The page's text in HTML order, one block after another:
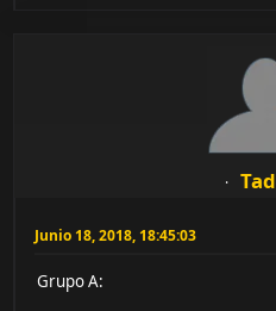
Junio 18, 2018, 18:45:03
Grupo A: